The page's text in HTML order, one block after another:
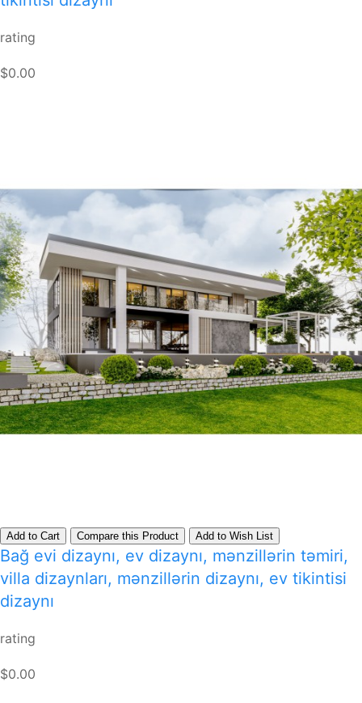
rating
$0.00
Add to Cart Compare this Product Add to Wish List
Bağ evi dizaynı, ev dizaynı, mənzillərin təmiri,
villa dizaynları, mənzillərin dizaynı, ev tikintisi
dizaynı
rating
$0.00